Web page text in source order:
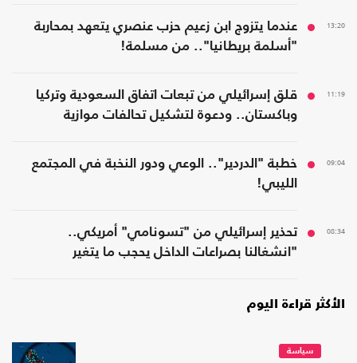
13:20
عندما يتزوج ابن زعيم حزب عنصري يتعهد بمحاربة
"أسلمة بريطانيا".. من مسلمة!
11:19
قلق إسرائيلي من تبعات اتفاق السعودية وتركيا
وباكستان.. ودعوة لتشكيل تحالفات موازية
09:04
خطبة "الدردير".. الوعي ودور النخبة في المجتمع
الليبي!
08:34
تحذير إسرائيلي من "تسونامي" أمريكي..
"انشغالنا بصراعات الداخل يحجب ما يتغير
الأكثر قراءة اليوم
سياسة